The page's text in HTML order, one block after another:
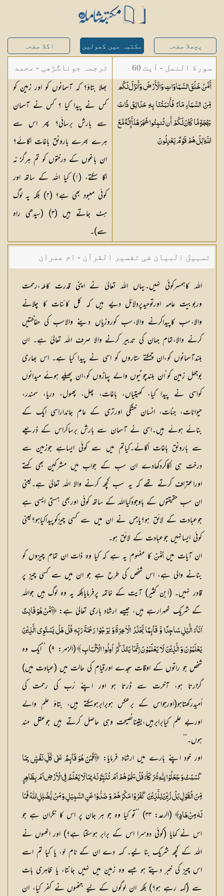
پچھلا صفحہ مکتبہ میں کھولیں اگلا صفحہ
سورة النمل - آیت 60
أَمَّنْ خَلَقَ السَّمَاوَاتِ وَالْأَرْضَ وَأَنزَلَ لَكُم
مِّنَ السَّمَاءِ مَاءً فَأَنبَتْنَا بِهِ حَدَائِقَ ذَاتَ
بَهْجَةٍ مَّا كَانَ لَكُمْ أَن تُنبِتُوا شَجَرَهَا ۗ أَإِلَٰهٌ مَّعَ
اللَّهِ ۚ بَلْ هُمْ قَوْمٌيَعْدِلُونَ
ترجمہ جوناگڑھی - محمد
جونا گڑھی
بھلا بتاؤ؟ کہ آسمانوں کو اور زمین کو
کس نے پیدا کیا ؟ کس نے آسمان
سے بارش برسائی؟ پھر اس سے
ہرے بھرے بارونق باغات اگائے؟
ان باغوں کے درختوں کو تم ہرگز نہ
اگا سکتے، (١) کیا اللہ کے ساتھ اور
کوئی معبود بھی ہے؟ (٢) بلکہ یہ لوگ
ہٹ جاتے ہیں (٣) (سیدھی راہ
سے)۔
تسہیل البیان فی تفسیر القرآن - ام عمران
شکیلہ بنت میاں فضل حسین
اللہ کاہمسرکوئی نہیں۔یہاں اللہ تعالیٰ نے اپنی قدرت کاملہ،رحمت
وربوبیت عامہ اورتوحیدپردلائل دیے ہیں کہ کل کائنات کا چلانے
والا،سب کاپیداکرنے والا،سب کوروزیاں دینے والاسب کی حفاظتیں
کرنے والا،تمام جہان کی تدبیر کرنے والا صرف اللہ تعالیٰ ہے۔ ان
بلندآسمانوں کو،ان چمکتے ستاروں کو اسی نے پیدا کیا ہے۔ اس بھاری
بوجھل زمین کو‘ان بلندچوٹیوں والے پہاڑوں کو،ان پھیلے ہوئے میدانوں
کواسی نے پیدا کیا، کھیتیاں، باغات، پھل، پھول، دریا، سمندر،
حیوانات، جنات، انسان خشکی اورتری کے عام جانداراسی ایک کے
بنائے ہوئے ہیں۔اسی نے آسمان سے بارش برساکراس کے ذریعے
سے بارونق باغات اُگائے۔کیاتم میں سے کوئی ایساہے جوزمین سے
درخت ہی اُگاکردکھادے ان سب کے جواب میں مشرکین بھی کہتے
اوراعتراف کرتے تھے کہ یہ سب کچھ کرنے والا اللہ تعالیٰ ہے۔یعنی
ان سب حقیقتوں کے باوجودکیااللہ کے ساتھ کوئی اوربھی ہستی ایسی ہے
جوعبادت کے لائق ہو؟یاجس نے ان میں سے کسی چیزکوپیداکیاہو؟یعنی
کوئی ایسانہیں جوعبادت کے لائق ہو۔
ان آیات میںاَمَّنْ کا مفہوم یہ ہے کہ کیا وہ ذات ان تمام چیزوں کو
بنانے والی ہے، اس شخص کی طرح ہے جو ان میں سے کسی چیز پر
قادر نہیں۔ (ابن کثیر) آیت کے خاتمہ پرفرمایابلکہ یہ وہ لوگ ہیں جواللہ
کے شریک ٹھہرارہے ہیں، جیسے ارشاد باری تعالیٰ ہے:﴿اَمَّنْ هُوَ قَانِتٌ
اٰنَآءَ الَّيْلِ سَاجِدًا وَّ قَآىِٕمًا يَّحْذَرُ الْاٰخِرَةَ وَ يَرْجُوْا رَحْمَةَ رَبِّهٖ قُلْ هَلْ يَسْتَوِي الَّذِيْنَ
يَعْلَمُوْنَ وَ الَّذِيْنَ لَا يَعْلَمُوْنَ اِنَّمَا يَتَذَكَّرُ اُولُوا الْاَلْبَابِ ﴾
(الزمر: ۹) ’’ایک وہ
شخص جو راتوں کے اوقات سجدے اورقیام کی حالت میں (عبادت میں)
گزارتا ہو، آخرت سے ڈرتا ہو اور اپنے رُب کی رحمت کی
اُمیدرکھتاہو(اورجواس کے برعکس ہوبرابرہوسکتے ہیں، بتاؤ علم والے
اوربے علم کیابرابرہیں،یقینانصیحت وہی حاصل کرتے ہیں جوعقل مند
ہوں۔‘‘
اور خود اپنے بارے میں ارشاد فرمایا: ﴿اَفَمَنْ هُوَ قَآىِٕمٌ عَلٰى كُلِّ نَفْسٍۭ بِمَا
كَسَبَتْ وَ جَعَلُوْا لِلّٰهِ شُرَكَآءَ قُلْ سَمُّوْهُمْ اَمْ تُنَبِّـُٔوْنَهٗ بِمَا لَا يَعْلَمُ فِي الْاَرْضِ اَمْ بِظَاهِرٍ
مِّنَ الْقَوْلِ بَلْ زُيِّنَ لِلَّذِيْنَ كَفَرُوْا مَكْرُهُمْ وَ صُدُّوْا عَنِ السَّبِيْلِ وَ مَنْ يُّضْلِلِ اللّٰهُ فَمَا
لَهٗ مِنْ هَادٍ﴾
(الرعد: ۳۳) ’’تو کیا وہ جو ہر جان پر اس کا نگران ہے جو
اس نے کمایا (کوئی دوسرا اس کے برابر ہوسکتا ہے؟) اور انھوں نے
اللہ کے کچھ شریک بنا لیے۔ کہہ دے ان کے نام لو، یا کیا تم اسے
اس چیز کی خبر دیتے ہو جسے وہ زمین میں نہیں جانتا، یا ظاہری بات
سے (کہہ رہے ہو؟) بلکہ ان لوگوں کے لیے جنھوں نے کفر کیا، ان